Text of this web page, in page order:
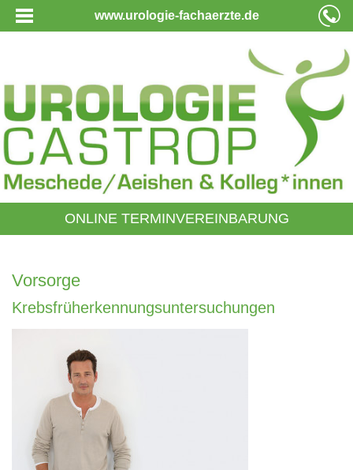
www.urologie-fachaerzte.de
ONLINE TERMINVEREINBARUNG
Vorsorge
Krebsfrüherkennungsuntersuchungen